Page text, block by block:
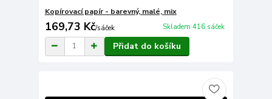
Kopírovací papír - barevný, malé, mix
169,73 Kč/sáček Skladem 416 sáček
Přidat do košíku